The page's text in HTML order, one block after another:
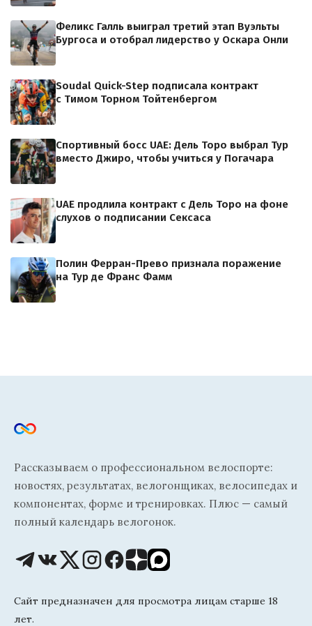
Феликс Галль выиграл третий этап Вуэльты
Бургоса и отобрал лидерство у Оскара Онли
Soudal Quick-Step подписала контракт
с Тимом Торном Тойтенбергом
Спортивный босс UAE: Дель Торо выбрал Тур
вместо Джиро, чтобы учиться у Погачара
UAE продлила контракт с Дель Торо на фоне
слухов о подписании Сексаса
Полин Ферран-Прево признала поражение
на Тур де Франс Фамм
Рассказываем о профессиональном велоспорте:
новостях, результатах, велогонщиках, велосипедах и
компонентах, форме и тренировках. Плюс — самый
полный календарь велогонок.
Сайт предназначен для просмотра лицам старше 18
лет.